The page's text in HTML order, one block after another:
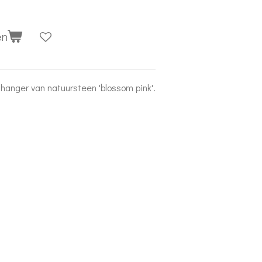
van natuursteen 'blossom pink'.